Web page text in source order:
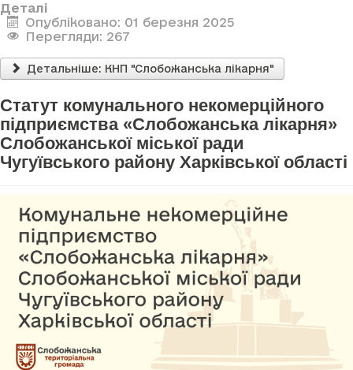
Деталі
Опубліковано: 01 березня 2025
Перегляди: 267
Детальніше: КНП "Слобожанська лікарня"
Статут комунального некомерційного
підприємства «Слобожанська лікарня»
Слобожанської міської ради
Чугуївського району Харківської області